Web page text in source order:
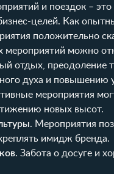
и поездок –
целей. Как
положительно
мероприятий можно
отдых, преодоление
духа и повышению
мероприятия
новых высот.
. Мероприятия
имидж бренда.
. Забота о досуге и